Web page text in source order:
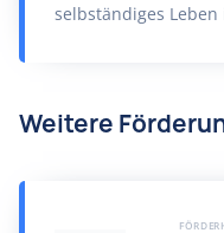
selbständiges
Weitere